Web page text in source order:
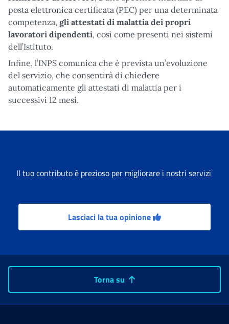
posta elettronica certificata (PEC) per una determinata
competenza, gli attestati di malattia dei propri
lavoratori dipendenti, così come presenti nei sistemi
dell’Istituto.
Infine, l’INPS comunica che è prevista un’evoluzione
del servizio, che consentirà di chiedere
automaticamente gli attestati di malattia per i
successivi 12 mesi.
Il tuo contributo è prezioso per migliorare i nostri servizi
Lasciaci la tua opinione
Torna su